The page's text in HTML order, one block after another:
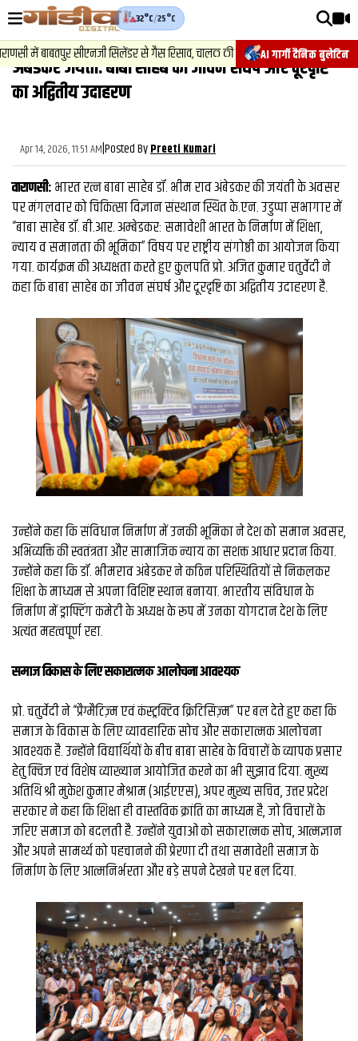
AI गार्गी दैनिक बुलेटिन
32°C/25°C
में बाबतपुर सीएनजी सिलेंडर से गैस रिसाव, चालक की सूझबूझ से टला बड़ा हादसा. 2.
वीडियोज़
वाराणसी न्यूज़
राजनीति
फिल्मी
साहित्य
संस्कृति
ख़ान पान और जीवनशैली
फैक्ट चेक
मौसम
देश
अंबेडकर जयंती: बाबा साहेब का जीवन संघर्ष और दूरदृष्टि
का अद्वितीय उदाहरण
Apr 14, 2026, 11:51 AM|Posted ByPreeti Kumari
वाराणसी:भारत रत्न बाबा साहेब डॉ. भीम राव अंबेडकर की जयंती के अवसर
पर मंगलवार को चिकित्सा विज्ञान संस्थान स्थित के.एन. उडुप्पा सभागार में
“बाबा साहेब डॉ. बी.आर. अम्बेडकर: समावेशी भारत के निर्माण में शिक्षा,
न्याय व समानता की भूमिका” विषय पर राष्ट्रीय संगोष्ठी का आयोजन किया
गया. कार्यक्रम की अध्यक्षता करते हुए कुलपति प्रो. अजित कुमार चतुर्वेदी ने
कहा कि बाबा साहेब का जीवन संघर्ष और दूरदृष्टि का अद्वितीय उदाहरण है.
उन्होंने कहा कि संविधान निर्माण में उनकी भूमिका ने देश को समान अवसर,
अभिव्यक्ति की स्वतंत्रता और सामाजिक न्याय का सशक्त आधार प्रदान किया.
उन्होंने कहा कि डॉ. भीमराव अंबेडकर ने कठिन परिस्थितियों से निकलकर
शिक्षा के माध्यम से अपना विशिष्ट स्थान बनाया. भारतीय संविधान के
निर्माण में ड्राफ्टिंग कमेटी के अध्यक्ष के रूप में उनका योगदान देश के लिए
अत्यंत महत्वपूर्ण रहा.
समाज विकास के लिए सकारात्मक आलोचना आवश्यक
प्रो. चतुर्वेदी ने “प्रैग्मैटिज़्म एवं कंस्ट्रक्टिव क्रिटिसिज़्म” पर बल देते हुए कहा कि
समाज के विकास के लिए व्यावहारिक सोच और सकारात्मक आलोचना
आवश्यक है. उन्होंने विद्यार्थियों के बीच बाबा साहेब के विचारों के व्यापक प्रसार
हेतु क्विज एवं विशेष व्याख्यान आयोजित करने का भी सुझाव दिया. मुख्य
अतिथि श्री मुकेश कुमार मेश्राम (आईएएस), अपर मुख्य सचिव, उत्तर प्रदेश
सरकार ने कहा कि शिक्षा ही वास्तविक क्रांति का माध्यम है, जो विचारों के
जरिए समाज को बदलती है. उन्होंने युवाओं को सकारात्मक सोच, आत्मज्ञान
और अपने सामर्थ्य को पहचानने की प्रेरणा दी तथा समावेशी समाज के
निर्माण के लिए आत्मनिर्भरता और बड़े सपने देखने पर बल दिया.